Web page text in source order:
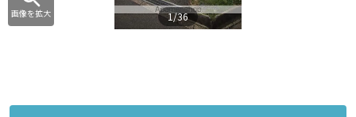
画像を拡大 1/36